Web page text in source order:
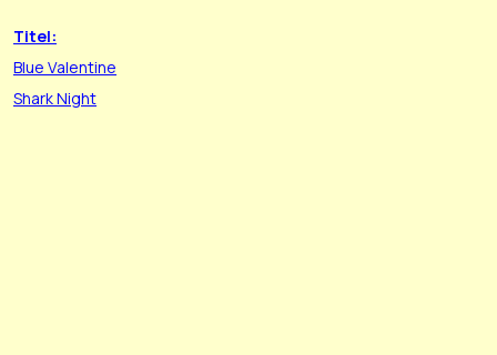
Titel:
Blue Valentine
Shark Night